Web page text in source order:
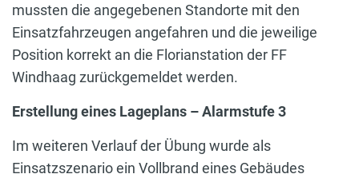
mussten die angegebenen Standorte mit den
Einsatzfahrzeugen angefahren und die jeweilige
Position korrekt an die Florianstation der FF
Windhaag zurückgemeldet werden.
Erstellung eines Lageplans – Alarmstufe 3
Im weiteren Verlauf der Übung wurde als
Einsatzszenario ein Vollbrand eines Gebäudes